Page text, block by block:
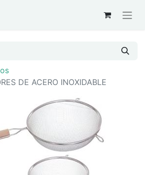
DE ACERO INOXIDABLE